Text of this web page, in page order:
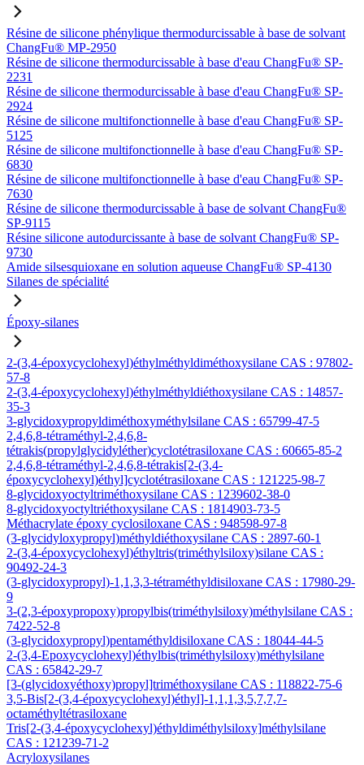
Résine de silicone phénylique thermodurcissable à base de solvant
ChangFu® MP-2950
Résine de silicone thermodurcissable à base d'eau ChangFu® SP-
2231
Résine de silicone thermodurcissable à base d'eau ChangFu® SP-
2924
Résine de silicone multifonctionnelle à base d'eau ChangFu® SP-
5125
Résine de silicone multifonctionnelle à base d'eau ChangFu® SP-
6830
Résine de silicone multifonctionnelle à base d'eau ChangFu® SP-
7630
Résine de silicone thermodurcissable à base de solvant ChangFu®
SP-9115
Résine silicone autodurcissante à base de solvant ChangFu® SP-
9730
Amide silsesquioxane en solution aqueuse ChangFu® SP-4130
Silanes de spécialité
Époxy-silanes
2-(3,4-époxycyclohexyl)éthylméthyldiméthoxysilane CAS : 97802-
57-8
2-(3,4-époxycyclohexyl)éthylméthyldiéthoxysilane CAS : 14857-
35-3
3-glycidoxypropyldiméthoxyméthylsilane CAS : 65799-47-5
2,4,6,8-tétraméthyl-2,4,6,8-
tétrakis(propylglycidyléther)cyclotétrasiloxane CAS : 60665-85-2
2,4,6,8-tétraméthyl-2,4,6,8-tétrakis[2-(3,4-
époxycyclohexyl)éthyl]cyclotétrasiloxane CAS : 121225-98-7
8-glycidoxyoctyltriméthoxysilane CAS : 1239602-38-0
8-glycidoxyoctyltriéthoxysilane CAS : 1814903-73-5
Méthacrylate époxy cyclosiloxane CAS : 948598-97-8
(3-glycidyloxypropyl)méthyldiéthoxysilane CAS : 2897-60-1
2-(3,4-époxycyclohexyl)éthyltris(triméthylsiloxy)silane CAS :
90492-24-3
(3-glycidoxypropyl)-1,1,3,3-tétraméthyldisiloxane CAS : 17980-29-
9
3-(2,3-époxypropoxy)propylbis(triméthylsiloxy)méthylsilane CAS :
7422-52-8
(3-glycidoxypropyl)pentaméthyldisiloxane CAS : 18044-44-5
2-(3,4-Epoxycyclohexyl)éthylbis(triméthylsiloxy)méthylsilane
CAS : 65842-29-7
[3-(glycidoxyéthoxy)propyl]triméthoxysilane CAS : 118822-75-6
3,5-Bis[2-(3,4-époxycyclohexyl)éthyl]-1,1,1,3,5,7,7,7-
octaméthyltétrasiloxane
Tris[2-(3,4-époxycyclohexyl)éthyldiméthylsiloxy]méthylsilane
CAS : 121239-71-2
Acryloxysilanes